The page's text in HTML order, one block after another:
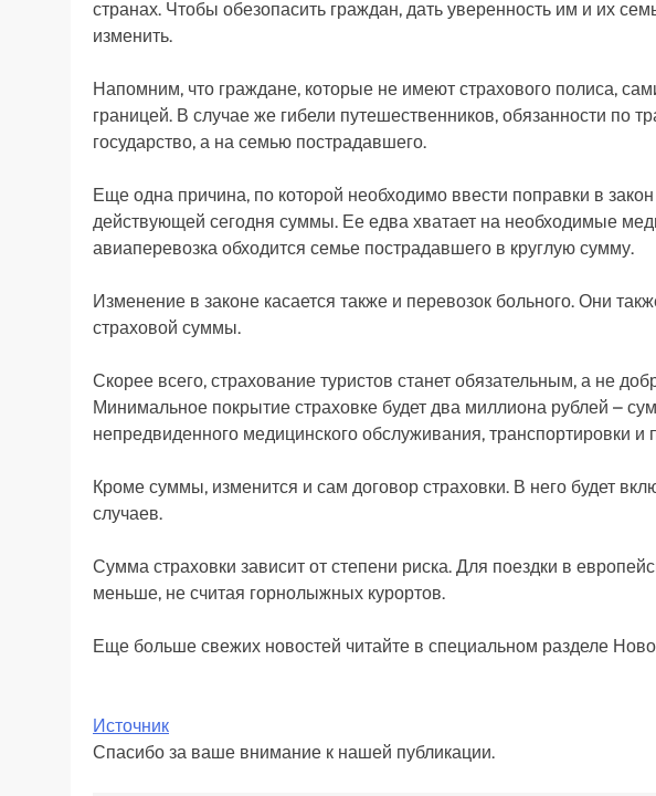
странах. Чтобы обезопасить граждан, дать уверенность им и их
изменить.
Напомним, что граждане, которые не имеют страхового полиса,
границей. В случае же гибели путешественников, обязанности по
государство, а на семью пострадавшего.
Еще одна причина, по которой необходимо ввести поправки в
действующей сегодня суммы. Ее едва хватает на необходимые
авиаперевозка обходится семье пострадавшего в круглую сумму.
Изменение в законе касается также и перевозок больного. Они
страховой суммы.
Скорее всего, страхование туристов станет обязательным, а не
Минимальное покрытие страховке будет два миллиона рублей –
непредвиденного медицинского обслуживания, транспортировки и
Кроме суммы, изменится и сам договор страховки. В него будет
случаев.
Сумма страховки зависит от степени риска. Для поездки в
меньше, не считая горнолыжных курортов.
Еще больше свежих новостей читайте в специальном разделе
Источник
Спасибо за ваше внимание к нашей публикации.